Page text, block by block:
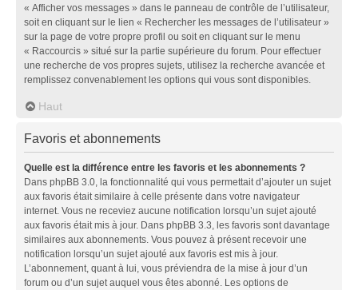
« Afficher vos messages » dans le panneau de contrôle de l’utilisateur,
soit en cliquant sur le lien « Rechercher les messages de l’utilisateur »
sur la page de votre propre profil ou soit en cliquant sur le menu
« Raccourcis » situé sur la partie supérieure du forum. Pour effectuer
une recherche de vos propres sujets, utilisez la recherche avancée et
remplissez convenablement les options qui vous sont disponibles.
Haut
Favoris et abonnements
Quelle est la différence entre les favoris et les abonnements ?
Dans phpBB 3.0, la fonctionnalité qui vous permettait d’ajouter un sujet
aux favoris était similaire à celle présente dans votre navigateur
internet. Vous ne receviez aucune notification lorsqu’un sujet ajouté
aux favoris était mis à jour. Dans phpBB 3.3, les favoris sont davantage
similaires aux abonnements. Vous pouvez à présent recevoir une
notification lorsqu’un sujet ajouté aux favoris est mis à jour.
L’abonnement, quant à lui, vous préviendra de la mise à jour d’un
forum ou d’un sujet auquel vous êtes abonné. Les options de